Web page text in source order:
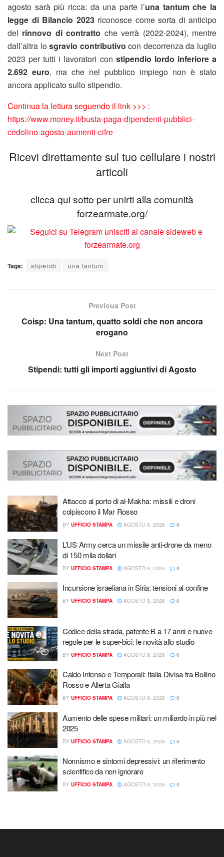
agosto sarà più ricca: da una parte l’una tantum che la
legge di Bilancio 2023riconosce come sorta di anticipo
del rinnovo di contratto che verrà (2022-2024), mentre
dall’altra losgravio contributivo con decorrenza da luglio
2023 per tutti i lavoratori con stipendio lordo inferiore a
2.692 euro, ma che nel pubblico impiego non è stato
ancora applicato sullo stipendio.
Continua la lettura seguendo il link >>> :
https://www.money.it/busta-paga-dipendenti-pubblici-
cedolino-agosto-aumenti-cifre
Ricevi direttamente sul tuo cellulare i nostri
articoli
clicca qui sotto per unirti alla comunità
forzearmate.org/
Tags: stipendi una tantum
Previous Post
Coisp: Una tantum, quatto soldi che non ancora
erogano
Next Post
Stipendi: tutti gli importi aggiuntivi di Agosto
Attacco al porto di al-Makha: missili e droni
colpiscono il Mar Rosso
BY UFFICIO STAMPA AGOSTO 9, 2026 0
L’US Army cerca un missile anti-drone da meno
di 150 mila dollari
BY UFFICIO STAMPA AGOSTO 9, 2026 0
Incursione israeliana in Siria: tensioni al confine
BY UFFICIO STAMPA AGOSTO 9, 2026 0
Codice della strada, patente B a 17 anni e nuove
regole per le super-bici: le novità allo studio
BY UFFICIO STAMPA AGOSTO 9, 2026 0
Caldo Intenso e Temporali: Italia Divisa tra Bollino
Rosso e Allerta Gialla
BY UFFICIO STAMPA AGOSTO 9, 2026 0
Aumento delle spese militari: un miliardo in più nel
2025
BY UFFICIO STAMPA AGOSTO 9, 2026 0
Nonnismo e sintomi depressivi: un riferimento
scientifico da non ignorare
BY UFFICIO STAMPA AGOSTO 9, 2026 0